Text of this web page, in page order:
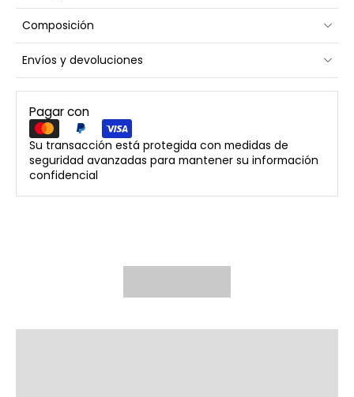
Composición
Envíos y devoluciones
Pagar con
Su transacción está protegida con medidas de
seguridad avanzadas para mantener su información
confidencial